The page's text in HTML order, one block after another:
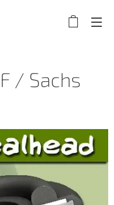
/ Sachs